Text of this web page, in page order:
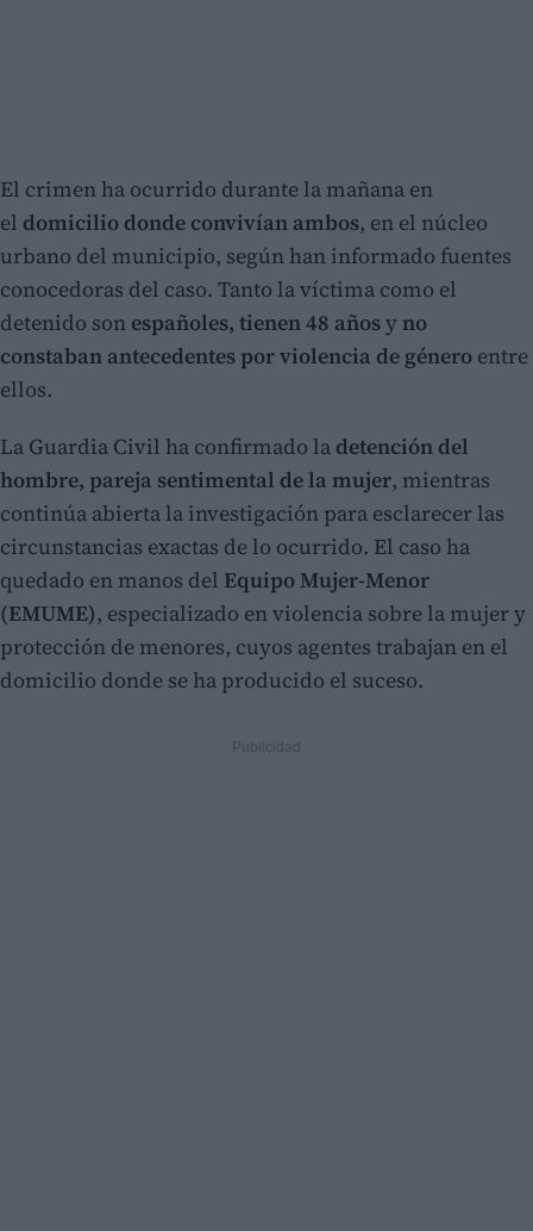
El crimen ha ocurrido durante la mañana en
el domicilio donde convivían ambos, en el núcleo
urbano del municipio, según han informado fuentes
conocedoras del caso. Tanto la víctima como el
detenido son españoles, tienen 48 añosyno
constaban antecedentes por violencia de género entre
ellos.
La Guardia Civil ha confirmado la detención del
hombre, pareja sentimental de la mujer, mientras
continúa abierta la investigación para esclarecer las
circunstancias exactas de lo ocurrido. El caso ha
quedado en manos del Equipo Mujer-Menor
(EMUME), especializado en violencia sobre la mujer y
protección de menores, cuyos agentes trabajan en el
domicilio donde se ha producido el suceso.